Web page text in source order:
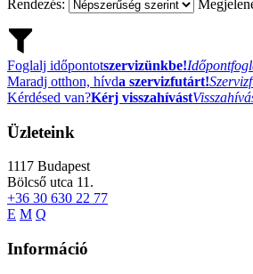
Rendezés:
Foglalj időpontotszervizünkbe!
Maradj otthon, hívda szervizfutárt!
Kérdésed van?Kérj visszahívást
Üzleteink
1117 Budapest
Bölcső utca 11.
+36 30 630 22 77
E M Q
Információ